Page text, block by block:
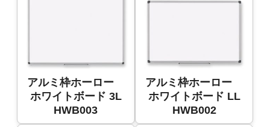
アルミ枠ホーロー
ホワイトボード 3L
HWB003
アルミ枠ホーロー
ホワイトボード LL
HWB002